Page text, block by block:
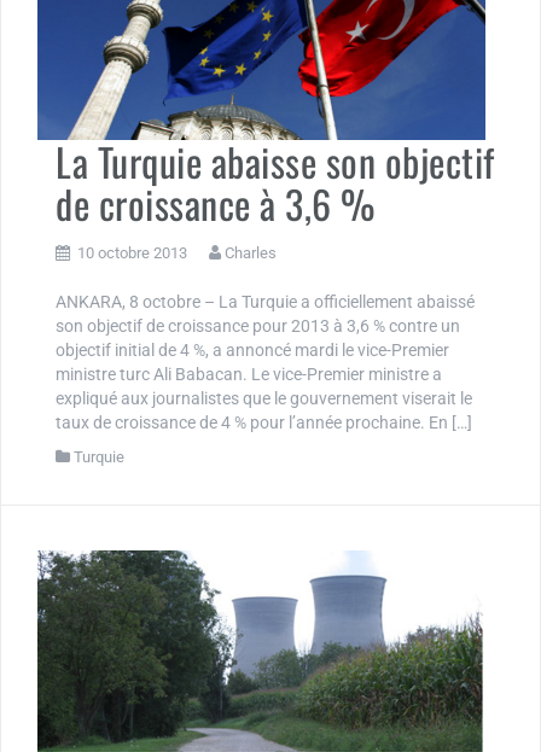
La Turquie abaisse son objectif
de croissance à 3,6 %
10 octobre 2013 Charles
ANKARA, 8 octobre – La Turquie a officiellement abaissé
son objectif de croissance pour 2013 à 3,6 % contre un
objectif initial de 4 %, a annoncé mardi le vice-Premier
ministre turc Ali Babacan. Le vice-Premier ministre a
expliqué aux journalistes que le gouvernement viserait le
taux de croissance de 4 % pour l’année prochaine. En […]
Turquie